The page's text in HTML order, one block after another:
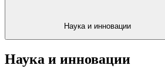
Наука и инновации
Наука и инновации